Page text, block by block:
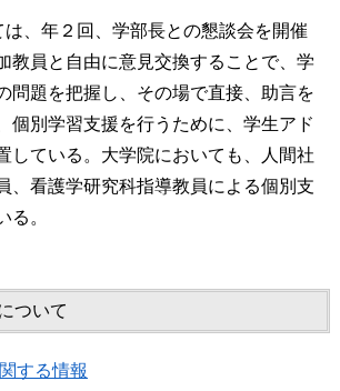
、年２回、学部長との懇談会を開催
教員と自由に意見交換することで、学
問題を把握し、その場で直接、助言を
個別学習支援を行うために、学生アド
している。大学院においても、人間社
、看護学研究科指導教員による個別支
る。
ついて
する情報